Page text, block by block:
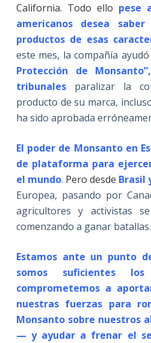
California. Todo ello pese
americanos
desea
productos de esas
este mes, la compañía
Protección de Monsanto”,
tribunales
paralizar la
producto de su marca,
ha sido aprobada
El poder de Monsanto en
de plataforma para
el mundo. Pero desde Brasil
Europea, pasando por
agricultores y activistas
comenzando a ganar batallas.
Estamos ante un punto
somos suficientes
comprometemos a
nuestras fuerzas para
Monsanto sobre nuestros
— y ayudar a frenar el